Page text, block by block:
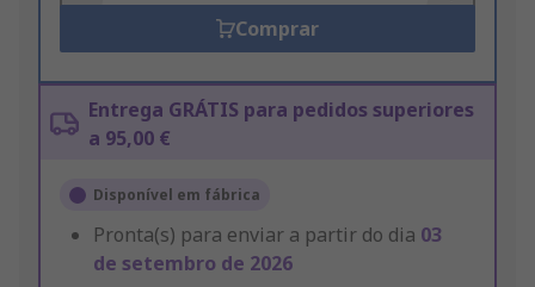
Comprar
Entrega GRÁTIS para pedidos superiores
a 95,00 €
Disponível em fábrica
Pronta(s) para enviar a partir do dia 03
de setembro de 2026